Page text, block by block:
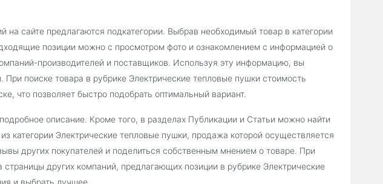
на сайте предлагаются подкатегории. Выбрав необходимый товар в категории
позиции можно с просмотром фото и ознакомлением с информацией о
производителей и поставщиков. Используя эту информацию, вы
поиске товара в рубрике Электрические тепловые пушки стоимость
что позволяет быстро подобрать оптимальный вариант.
описание. Кроме того, в разделах Публикации и Статьи можно найти
категории Электрические тепловые пушки, продажа которой осуществляется
других покупателей и поделиться собственным мнением о товаре. При
страницы других компаний, предлагающих позиции в рубрике Электрические
и выбрать лучшее.